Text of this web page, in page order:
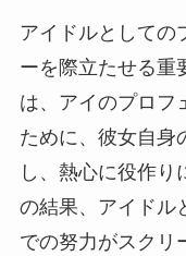
アイドルとしての
ーを際立たせる重
は、アイのプロフ
ために、彼女自身
し、熱心に役作り
の結果、アイドル
での努力がスクリ